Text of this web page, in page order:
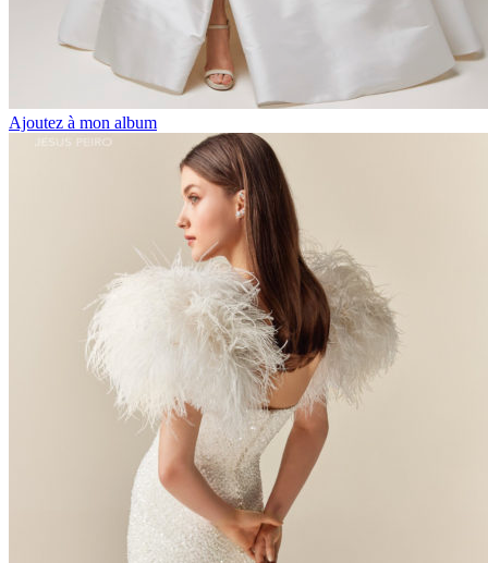
Ajoutez à mon album